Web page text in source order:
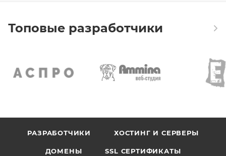
Топовые разработчики
РАЗРАБОТЧИКИ ХОСТИНГ И СЕРВЕРЫ
ДОМЕНЫ SSL СЕРТИФИКАТЫ